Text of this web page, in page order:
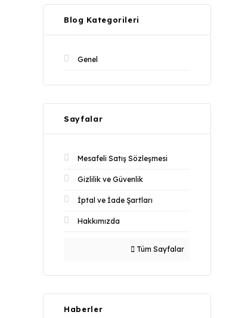
Blog Kategorileri
Genel
Sayfalar
Mesafeli Satış Sözleşmesi
Gizlilik ve Güvenlik
İptal ve İade Şartları
Hakkımızda
Tüm Sayfalar
Haberler